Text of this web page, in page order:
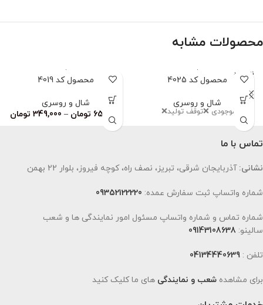
محصولات مشابه
ناموجود
محصول کد 4025
شال و روسری
اتمام‌ موجودی ❌توقف تولید❌
محصول کد 4019
شال و روسری
659,000 تومان –
349,000 تومان
تماس با ما
نشانی: آذربایجان شرقی، تبریز، نصف راه، کوچه فیروز، بلوار 22 بهمن
شماره واتساپ ثبت سفارش عمده: 09352122220
شماره تماس و شماره واتساپ مسئول امور نمایندگی ها و شعب
سالینو: 09143108638
تلفن : 04134440639
برای مشاهده شعب و نمایندگی های ما کلیک کنید